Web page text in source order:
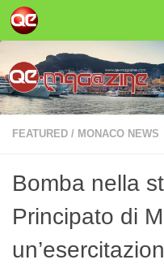
Salta al contenuto
FEATURED / MONACO NEWS
Bomba nella
Principato di